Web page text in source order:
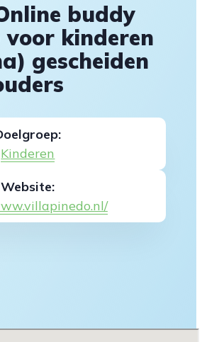
buddy
kinderen
gescheiden
Kinderen
Website: